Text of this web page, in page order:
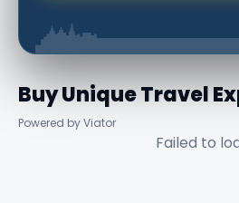
Buy Unique Travel
Powered by Viator
Failed to